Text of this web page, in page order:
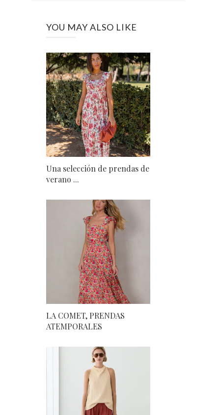
YOU MAY ALSO LIKE
Una selección de prendas de
verano ...
LA COMET, PRENDAS
ATEMPORALES